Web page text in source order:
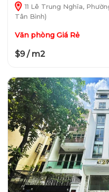
11 Lê Trung Nghĩa,
Tân Bình)
Văn phòng Giá Rẻ
$9 / m2